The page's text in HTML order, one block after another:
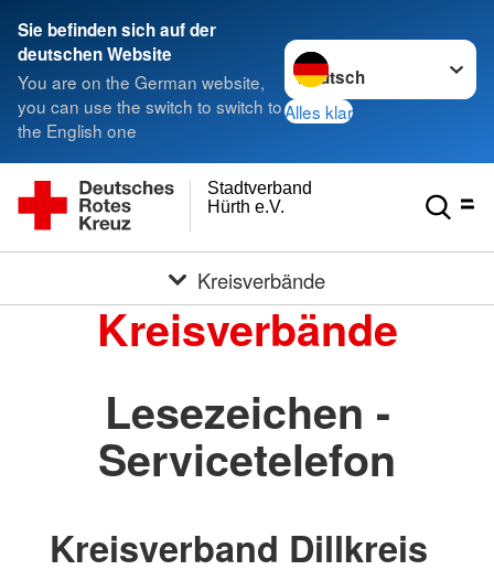
Sie befinden sich auf der
deutschen Website
You are on the German website,
you can use the switch to switch to
the English one
Sprache wechseln zu
Alles klar
Hürth e.V.
Stadtverband
Kreisverbände
Kreisverbände
Lesezeichen -
Servicetelefon
Kreisverband Dillkreis